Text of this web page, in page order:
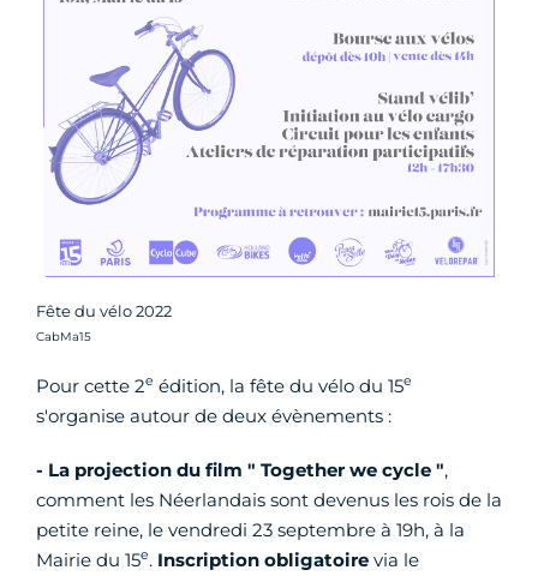
Fête du vélo 2022
Crédit photo :
CabMa15
Pour cette 2e édition, la fête du vélo du 15e
s'organise autour de deux évènements :
- La projection du film " Together we cycle ",
comment les Néerlandais sont devenus les rois de la
petite reine, le vendredi 23 septembre à 19h, à la
Mairie du 15e. Inscription obligatoire via le